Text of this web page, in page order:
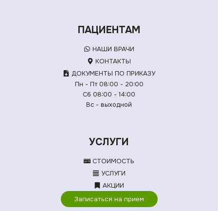
ПАЦИЕНТАМ
НАШИ ВРАЧИ
КОНТАКТЫ
ДОКУМЕНТЫ ПО ПРИКАЗУ
Пн - Пт 08:00 - 20:00
Сб 08:00 - 14:00
Вс - выходной
УСЛУГИ
СТОИМОСТЬ
УСЛУГИ
АКЦИИ
Записаться на прием